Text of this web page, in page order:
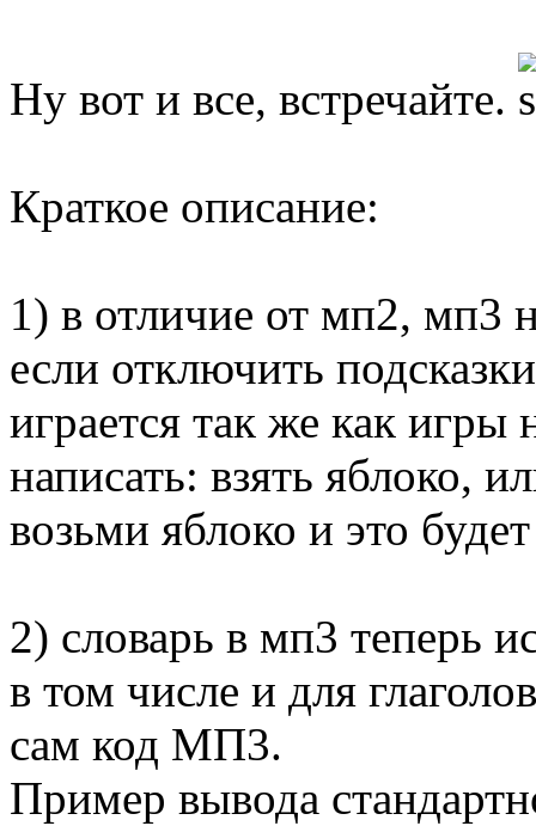
Ну вот и все, встречайте.
Краткое описание:
1) в отличие от мп2, мп3
если отключить
играется так же как
написать: взять яблоко,
возьми яблоко и это
2) словарь в мп3 теперь
в том числе и для
сам код МП3.
Пример вывода